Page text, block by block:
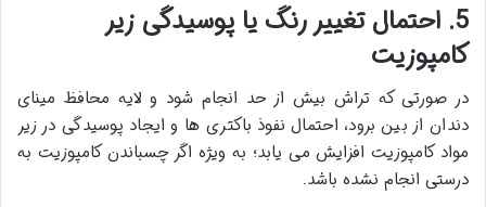
5. احتمال تغییر رنگ یا پوسیدگی زیر
کامپوزیت
در صورتی که تراش بیش از حد انجام شود و لایه محافظ مینای
دندان از بین برود، احتمال نفوذ باکتری ها و ایجاد پوسیدگی در زیر
مواد کامپوزیت افزایش می یابد؛ به ویژه اگر چسباندن کامپوزیت به
درستی انجام نشده باشد.